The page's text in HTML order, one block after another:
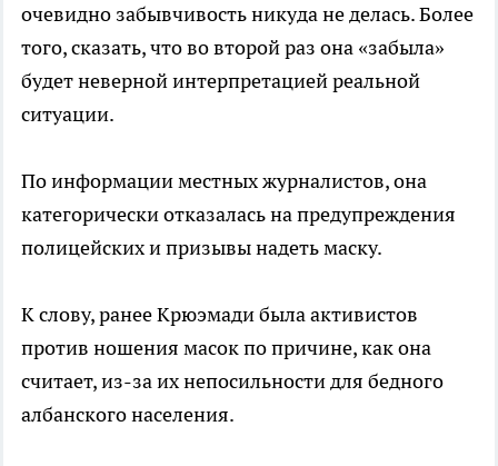
очевидно забывчивость никуда не делась. Более
того, сказать, что во второй раз она «забыла»
будет неверной интерпретацией реальной
ситуации.
По информации местных журналистов, она
категорически отказалась на предупреждения
полицейских и призывы надеть маску.
К слову, ранее Крюэмади была активистов
против ношения масок по причине, как она
считает, из-за их непосильности для бедного
албанского населения.